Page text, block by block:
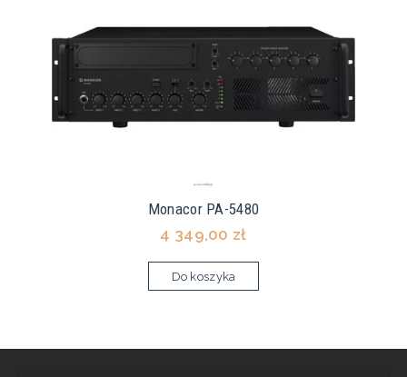
Monacor PA-5480
4 349,00 zł
Do koszyka